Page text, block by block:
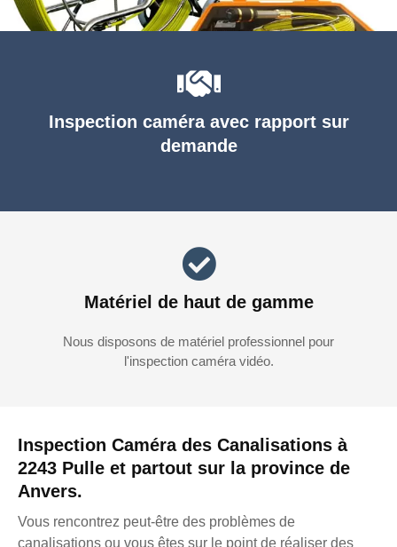
Inspection Caméra des Canalisations à
2243 Pulle et partout sur la province de
Anvers.
Vous rencontrez peut-être des problèmes de
canalisations ou vous êtes sur le point de réaliser des
Inspection caméra avec rapport sur
demande
Matériel de haut de gamme
Nous disposons de matériel professionnel pour
l'inspection caméra vidéo.